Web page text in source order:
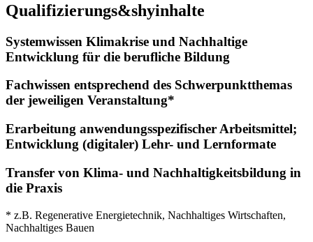
Qualifizierungs&shyinhalte
Systemwissen Klimakrise und Nachhaltige
Entwicklung für die berufliche Bildung
Fachwissen entsprechend des Schwerpunkt­themas
der jeweiligen Veranstaltung*
Erarbeitung anwendungs­spezifischer Arbeitsmittel;
Entwicklung (digitaler) Lehr- und Lernformate
Transfer von Klima- und Nachhaltigkeits­bildung in
die Praxis
* z.B. Regenerative Energietechnik, Nachhaltiges Wirtschaften,
Nachhaltiges Bauen